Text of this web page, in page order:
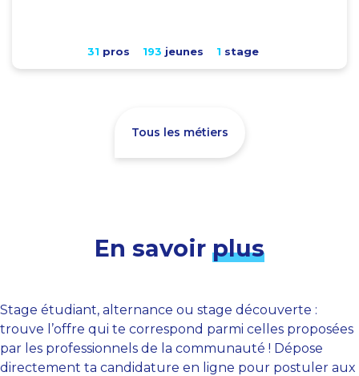
31 pros 193 jeunes 1 stage
Tous les métiers
En savoir plus
Stage étudiant, alternance ou stage découverte :
trouve l’offre qui te correspond parmi celles proposées
par les professionnels de la communauté ! Dépose
directement ta candidature en ligne pour postuler aux